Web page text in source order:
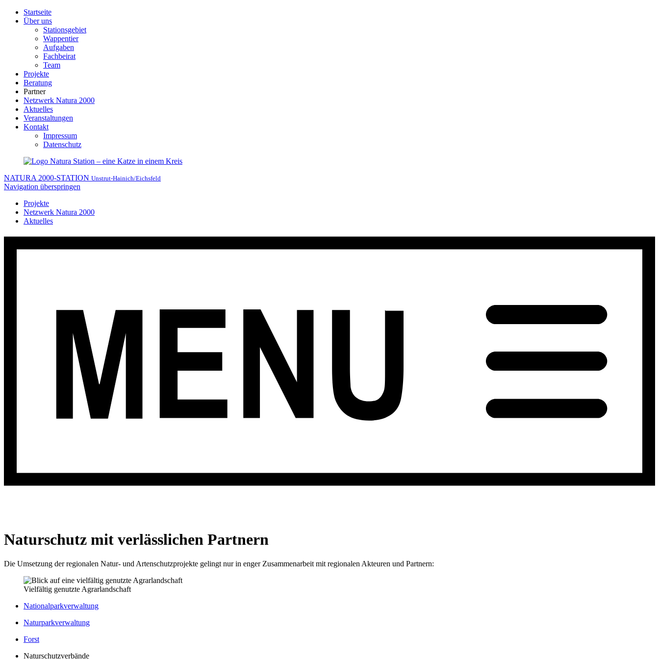
Startseite
Über uns
Stationsgebiet
Wappentier
Aufgaben
Fachbeirat
Team
Projekte
Beratung
Partner
Netzwerk Natura 2000
Aktuelles
Veranstaltungen
Kontakt
Impressum
Datenschutz
NATURA 2000-STATION Unstrut-Hainich/Eichsfeld
Navigation überspringen
Projekte
Netzwerk Natura 2000
Aktuelles
Naturschutz mit verlässlichen Partnern
Die Umsetzung der regionalen Natur- und Artenschutzprojekte gelingt nur in enger Zusammenarbeit mit regionalen Akteuren und Partnern:
Vielfältig genutzte Agrarlandschaft
Nationalparkverwaltung
Naturparkverwaltung
Forst
Naturschutzverbände